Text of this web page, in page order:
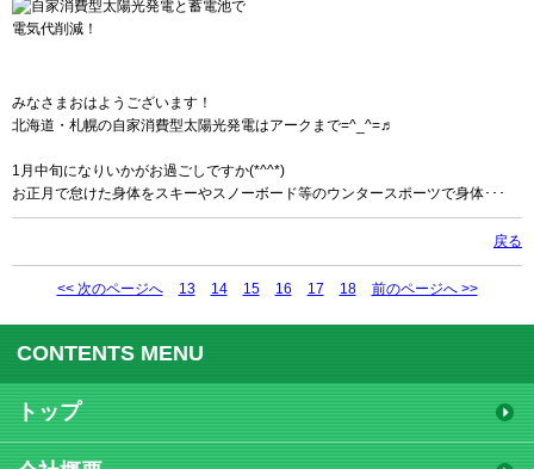
みなさまおはようございます！
北海道・札幌の自家消費型太陽光発電はアークまで=^_^=♬
1月中旬になりいかがお過ごしですか(*^^*)
お正月で怠けた身体をスキーやスノーボード等のウンタースポーツで身体･･･
戻る
<< 次のページへ 13 14 15 16 17 18 前のページへ >>
CONTENTS MENU
トップ